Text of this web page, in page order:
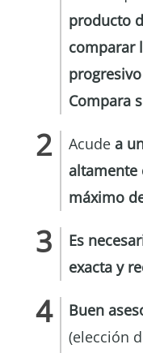
producto
comparar
Compara
Acude a
altamente
máximo
Es
exacta y
Buen
(elección